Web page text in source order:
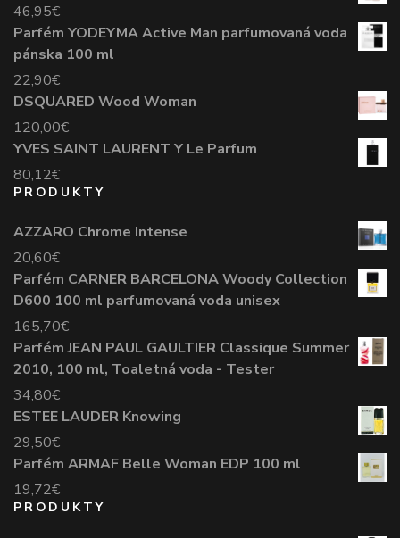
46,95€
Parfém YODEYMA Active Man parfumovaná voda
pánska 100 ml
22,90€
DSQUARED Wood Woman
120,00€
YVES SAINT LAURENT Y Le Parfum
80,12€
PRODUKTY
AZZARO Chrome Intense
20,60€
Parfém CARNER BARCELONA Woody Collection
D600 100 ml parfumovaná voda unisex
165,70€
Parfém JEAN PAUL GAULTIER Classique Summer
2010, 100 ml, Toaletná voda - Tester
34,80€
ESTEE LAUDER Knowing
29,50€
Parfém ARMAF Belle Woman EDP 100 ml
19,72€
PRODUKTY